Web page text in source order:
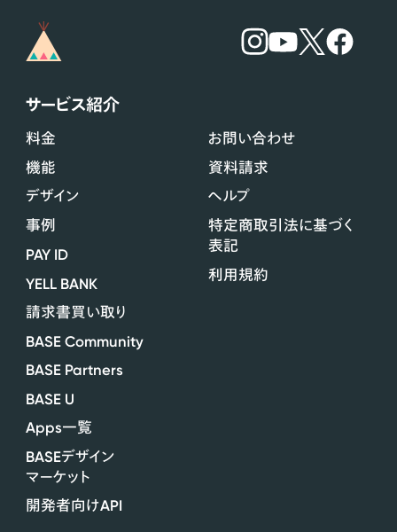
サービス紹介
料金
機能
デザイン
事例
PAY ID
YELL BANK
請求書買い取り
BASE Community
BASE Partners
BASE U
Apps一覧
BASEデザイン
マーケット
開発者向けAPI
お問い合わせ
資料請求
ヘルプ
特定商取引法に基づく
表記
利用規約